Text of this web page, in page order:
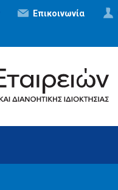
Επικοινωνία